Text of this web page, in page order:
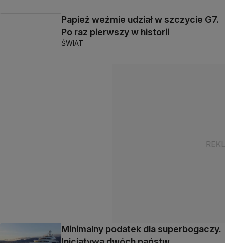
Papież weźmie udział w szczycie G7.
Po raz pierwszy w historii
ŚWIAT
Minimalny podatek dla superbogaczy.